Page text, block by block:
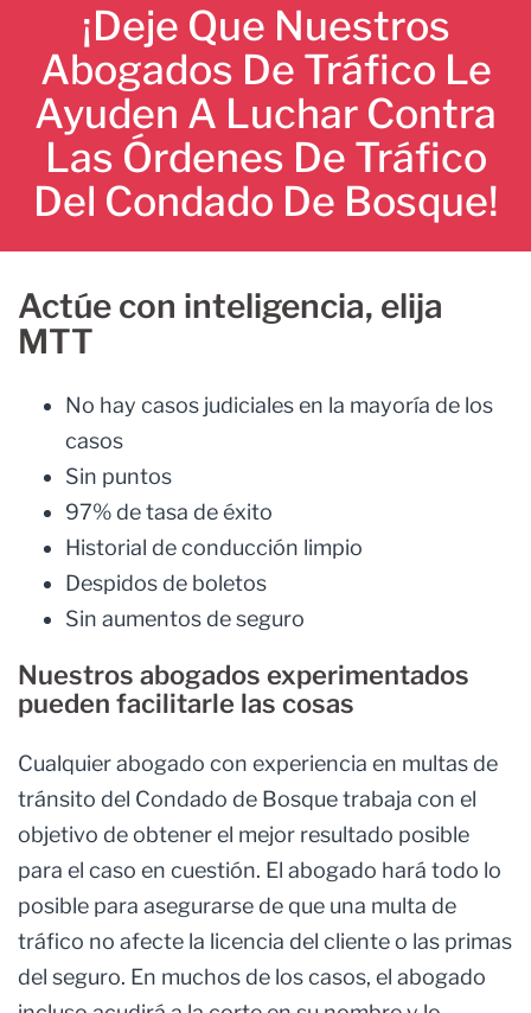
¡Deje Que Nuestros
Abogados De Tráfico Le
Ayuden A Luchar Contra
Las Órdenes De Tráfico
Del Condado De Bosque!
Actúe con inteligencia, elija
MTT
No hay casos judiciales en la mayoría de los
casos
Sin puntos
97% de tasa de éxito
Historial de conducción limpio
Despidos de boletos
Sin aumentos de seguro
Nuestros abogados experimentados
pueden facilitarle las cosas
Cualquier abogado con experiencia en multas de
tránsito del Condado de Bosque trabaja con el
objetivo de obtener el mejor resultado posible
para el caso en cuestión. El abogado hará todo lo
posible para asegurarse de que una multa de
tráfico no afecte la licencia del cliente o las primas
del seguro. En muchos de los casos, el abogado